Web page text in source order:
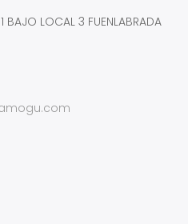
BAJO LOCAL 3 FUENLABRADA